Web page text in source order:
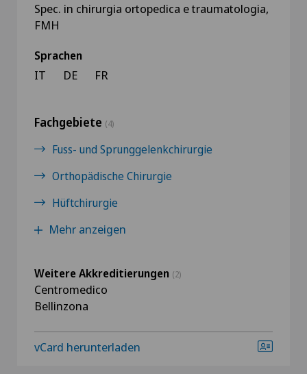
Spec. in chirurgia ortopedica e traumatologia,
FMH
Sprachen
IT DE FR
Fachgebiete (4)
Fuss- und Sprunggelenkchirurgie
Orthopädische Chirurgie
Hüftchirurgie
Mehr anzeigen
Weitere Akkreditierungen (2)
Centromedico
Bellinzona
vCard herunterladen